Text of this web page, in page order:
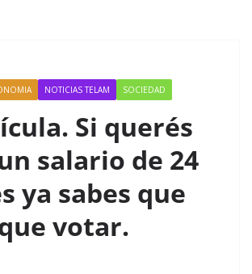
NOTICIAS TELAM SOCIEDAD
Si querés
salario de 24
ya sabes que
votar.